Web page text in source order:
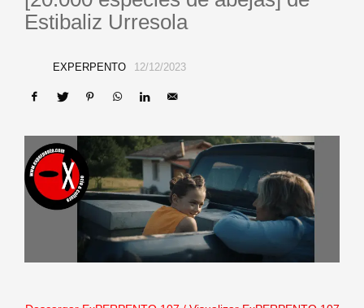
Estibaliz Urresola
EXPERPENTO 12/12/2023